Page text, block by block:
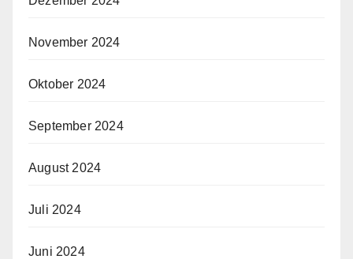
November 2024
Oktober 2024
September 2024
August 2024
Juli 2024
Juni 2024